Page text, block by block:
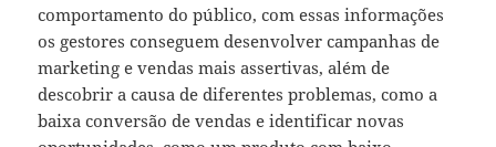
comportamento do público, com essas informações
os gestores conseguem desenvolver campanhas de
marketing e vendas mais assertivas, além de
descobrir a causa de diferentes problemas, como a
baixa conversão de vendas e identificar novas